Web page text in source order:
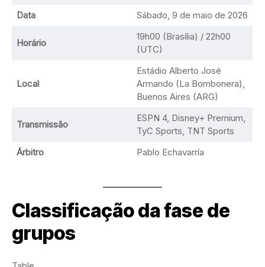
Data
Sábado, 9 de maio de 2026
Horário
19h00 (Brasília) / 22h00
(UTC)
Local
Estádio Alberto José
Armando (La Bombonera),
Buenos Aires (ARG)
Transmissão
ESPN 4, Disney+ Premium,
TyC Sports, TNT Sports
Árbitro
Pablo Echavarría
Classificação da fase de
grupos